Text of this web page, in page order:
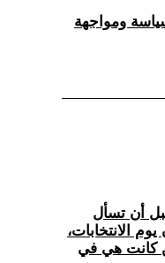
ومواجهة
أن تسأل
الانتخابات،
كانت هي في